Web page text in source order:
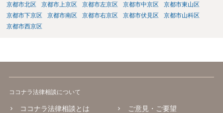
京都市北区
京都市上京区 京都市左京区 京都市中京区
京都市東山区
京都市下京区
京都市南区 京都市右京区 京都市伏見区
京都市山科区
京都市西京区
ココナラ法律相談について
ココナラ法律相談とは
ご意見・ご要望